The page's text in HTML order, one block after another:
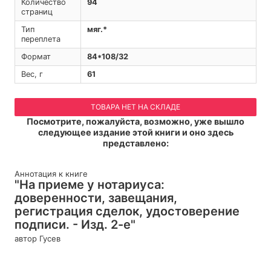
Количество
страниц
94
Тип
переплета
мяг.*
Формат
84*108/32
Вес, г
61
ТОВАРА НЕТ НА СКЛАДЕ
Посмотрите, пожалуйста, возможно, уже вышло
следующее издание этой книги и оно здесь
представлено:
Аннотация к книге
"На приеме у нотариуса:
доверенности, завещания,
регистрация сделок, удостоверение
подписи. - Изд. 2-е"
автор Гусев